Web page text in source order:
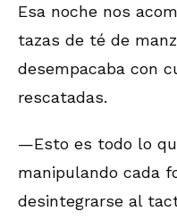
Esa noche nos
tazas de té de
desempacaba con
rescatadas.
—Esto es todo lo
manipulando cada
desintegrarse al